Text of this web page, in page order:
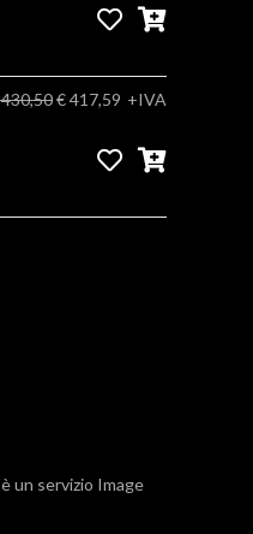
€ 417,59 +IVA
è un servizio Image